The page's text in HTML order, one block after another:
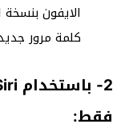
الايفون
كلمة مرور
فقط: